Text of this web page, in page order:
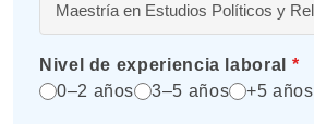
Nivel de experiencia laboral *
0–2 años
3–5 años +5 años